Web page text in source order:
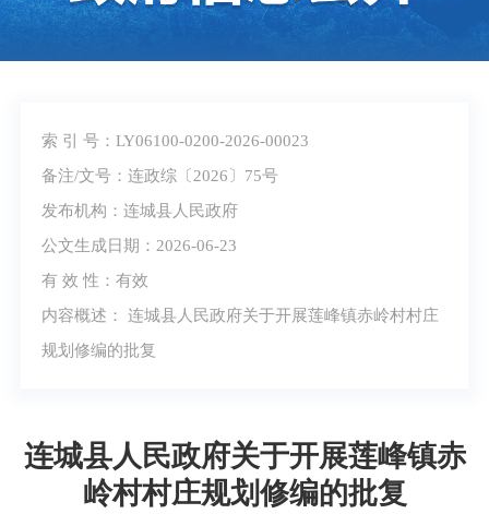
索 引 号：LY06100-0200-2026-00023
备注/文号：连政综〔2026〕75号
发布机构：连城县人民政府
公文生成日期：2026-06-23
有 效 性：有效
内容概述： 连城县人民政府关于开展莲峰镇赤岭村村庄
规划修编的批复
连城县人民政府关于开展莲峰镇赤
岭村村庄规划修编的批复